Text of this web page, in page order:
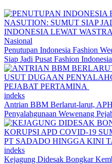
Nasional
Penutupan Indonesia Fashion
Siap Jadi Pusat Fashion
indeks
Antrian BBM Berlarut-larut,
Penyalahgunaan Wewenang
indeks
Kejagung Didesak Bongkar